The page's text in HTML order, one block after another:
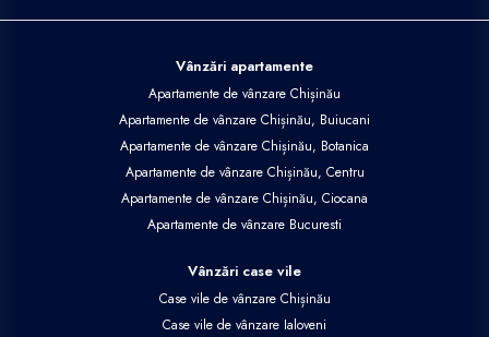
Vânzări apartamente
Apartamente de vânzare Chișinău
Apartamente de vânzare Chișinău, Buiucani
Apartamente de vânzare Chișinău, Botanica
Apartamente de vânzare Chișinău, Centru
Apartamente de vânzare Chișinău, Ciocana
Apartamente de vânzare Bucuresti
Vânzări case vile
Case vile de vânzare Chișinău
Case vile de vânzare Ialoveni